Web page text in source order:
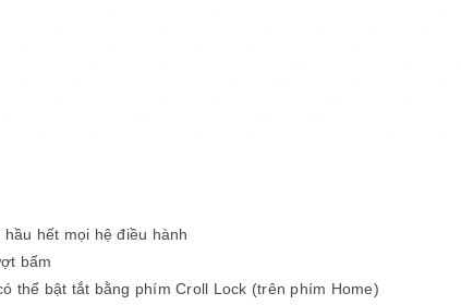
hết mọi hệ điều hành
bấm
thể bật tắt bằng phím Croll Lock (trên phím Home)